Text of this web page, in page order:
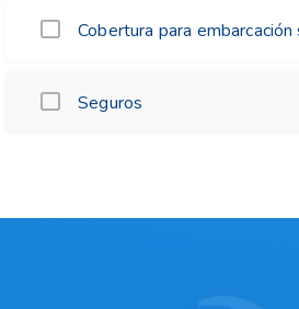
Cobertura para embarcación
Seguros